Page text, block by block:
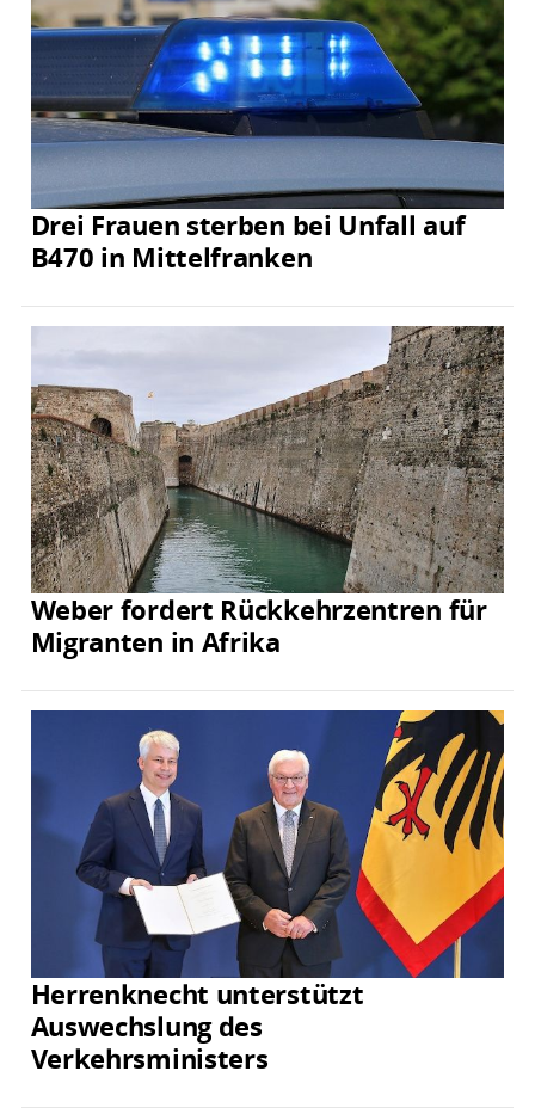
Drei Frauen sterben bei Unfall auf
B470 in Mittelfranken
Weber fordert Rückkehrzentren für
Migranten in Afrika
Herrenknecht unterstützt
Auswechslung des
Verkehrsministers